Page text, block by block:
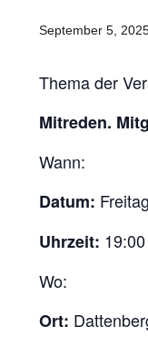
September 5,
Thema der
Mitreden.
Wann:
Datum:
Uhrzeit:
Wo:
Ort: